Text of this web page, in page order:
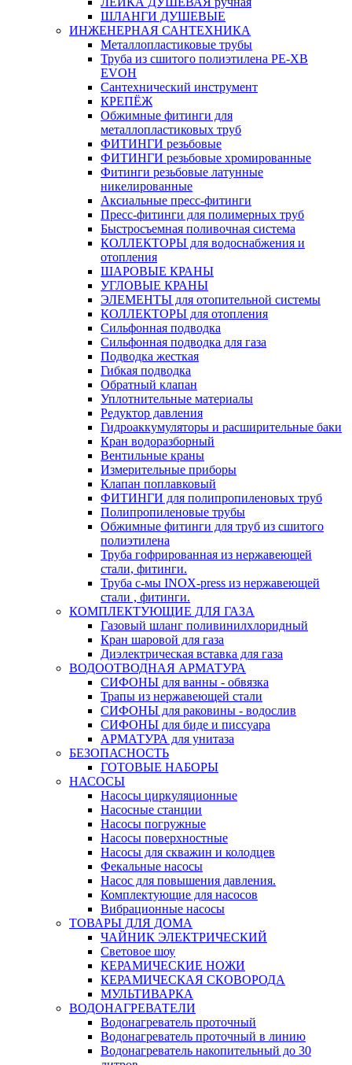
ШЛАНГИ ДУШЕВЫЕ
ИНЖЕНЕРНАЯ САНТЕХНИКА
Металлопластиковые трубы
Труба из сшитого полиэтилена PE-XB
EVOH
Сантехнический инструмент
КРЕПЁЖ
Обжимные фитинги для
металлопластиковых труб
ФИТИНГИ резьбовые
ФИТИНГИ резьбовые хромированные
Фитинги резьбовые латунные
никелированные
Аксиальные пресс-фитинги
Пресс-фитинги для полимерных труб
Быстросъемная поливочная система
КОЛЛЕКТОРЫ для водоснабжения и
отопления
ШАРОВЫЕ КРАНЫ
УГЛОВЫЕ КРАНЫ
ЭЛЕМЕНТЫ для отопительной системы
КОЛЛЕКТОРЫ для отопления
Сильфонная подводка
Cильфонная подводка для газа
Подводка жесткая
Гибкая подводка
Обратный клапан
Уплотнительные материалы
Редуктор давления
Гидроаккумуляторы и расширительные баки
Кран водоразборный
Вентильные краны
Измерительные приборы
Клапан поплавковый
ФИТИНГИ для полипропиленовых труб
Полипропиленовые трубы
Обжимные фитинги для труб из сшитого
полиэтилена
Труба гофрированная из нержавеющей
стали, фитинги.
Труба с-мы INOX-press из нержавеющей
стали , фитинги.
КОМПЛЕКТУЮЩИЕ ДЛЯ ГАЗА
Газовый шланг поливинилхлоридный
Кран шаровой для газа
Диэлектрическая вставка для газа
ВОДООТВОДНАЯ АРМАТУРА
СИФОНЫ для ванны - обвязка
Трапы из нержавеющей стали
СИФОНЫ для раковины - водослив
СИФОНЫ для биде и писсуара
АРМАТУРА для унитаза
БЕЗОПАСНОСТЬ
ГОТОВЫЕ НАБОРЫ
НАСОСЫ
Насосы циркуляционные
Насосные станции
Насосы погружные
Насосы поверхностные
Насосы для скважин и колодцев
Фекальные насосы
Насос для повышения давления.
Комплектующие для насосов
Вибрационные насосы
ТОВАРЫ ДЛЯ ДОМА
ЧАЙНИК ЭЛЕКТРИЧЕСКИЙ
Световое шоу
КЕРАМИЧЕСКИЕ НОЖИ
КЕРАМИЧЕСКАЯ СКОВОРОДА
МУЛЬТИВАРКА
ВОДОНАГРЕВАТЕЛИ
Водонагреватель проточный
Водонагреватель проточный в линию
Водонагреватель накопительный до 30